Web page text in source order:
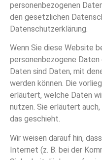
personenbezogenen
den gesetzlichen
Datenschutzerklärung.
Wenn Sie diese Website
personenbezogene
Daten sind Daten, mit
werden können. Die
erläutert, welche Daten
nutzen. Sie erläutert
das geschieht.
Wir weisen darauf hin,
Internet (z. B. bei der